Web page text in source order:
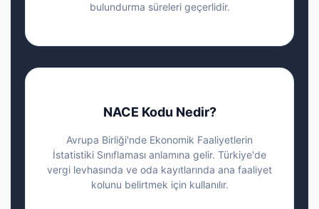
bulundurma süreleri geçerlidir.
NACE Kodu Nedir?
Avrupa Birliği'nde Ekonomik Faaliyetlerin
İstatistiki Sınıflaması anlamına gelir. Türkiye'de
vergi levhasında ve oda kayıtlarında ana faaliyet
kolunu belirtmek için kullanılır.